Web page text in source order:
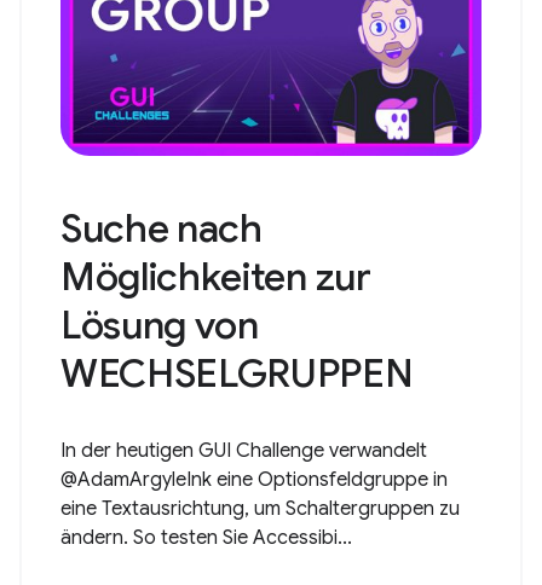
Suche nach
Möglichkeiten zur
Lösung von
WECHSELGRUPPEN
In der heutigen GUI Challenge verwandelt
@AdamArgyleInk eine Optionsfeldgruppe in
eine Textausrichtung, um Schaltergruppen zu
ändern. So testen Sie Accessibi...